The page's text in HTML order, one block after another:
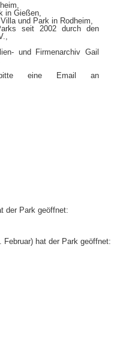
in Gießen,
und Park in Rodheim,
seit 2002 durch den
und Firmenarchiv Gail
eine Email an
der Park geöffnet:
Februar) hat der Park geöffnet: